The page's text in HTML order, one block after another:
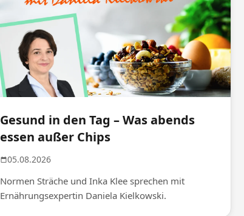
Gesund in den Tag – Was abends
essen außer Chips
05.08.2026
Normen Sträche und Inka Klee sprechen mit
Ernährungsexpertin Daniela Kielkowski.